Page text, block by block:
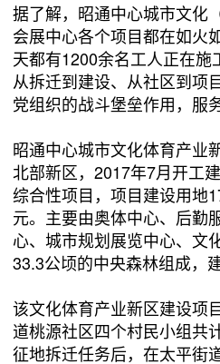
据了解，昭通中心城市文化
会展中心各个项目都在如火
天都有1200余名工人正在施
从拆迁到建设、从社区到项
党组织的战斗堡垒作用，服
昭通中心城市文化体育产业
北部新区，2017年7月开工
综合性项目，项目建设用地
元。主要由奥体中心、后勤
心、城市规划展览中心、文
33.3公顷的中央森林组成，
该文化体育产业新区建设项
道桃源社区四个村民小组共
征地拆迁任务后，在太平街